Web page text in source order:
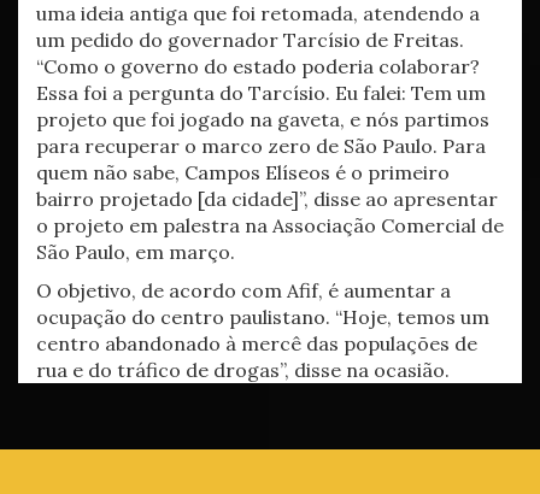
uma ideia antiga que foi retomada, atendendo a
um pedido do governador Tarcísio de Freitas.
“Como o governo do estado poderia colaborar?
Essa foi a pergunta do Tarcísio. Eu falei: Tem um
projeto que foi jogado na gaveta, e nós partimos
para recuperar o marco zero de São Paulo. Para
quem não sabe, Campos Elíseos é o primeiro
bairro projetado [da cidade]”, disse ao apresentar
o projeto em palestra na Associação Comercial de
São Paulo, em março.
O objetivo, de acordo com Afif, é aumentar a
ocupação do centro paulistano. “Hoje, temos um
centro abandonado à mercê das populações de
rua e do tráfico de drogas”, disse na ocasião.